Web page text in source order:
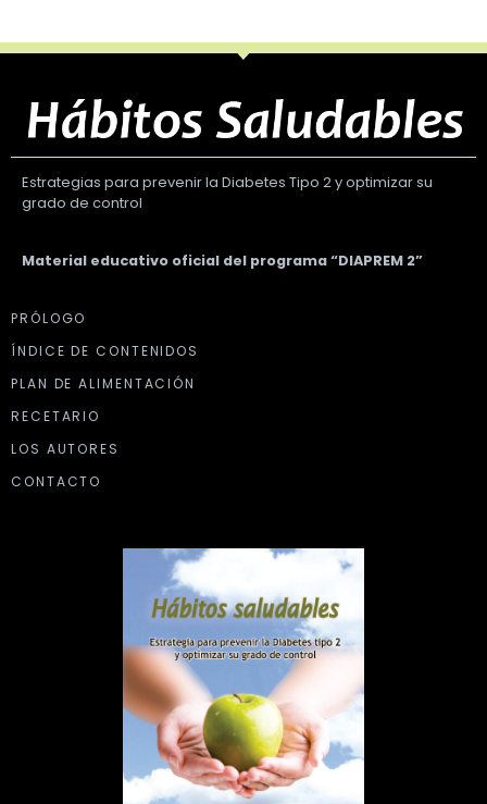
Estrategias para prevenir la Diabetes Tipo 2 y optimizar su
grado de control
Material educativo oficial del programa “DIAPREM 2”
PRÓLOGO
ÍNDICE DE CONTENIDOS
PLAN DE ALIMENTACIÓN
RECETARIO
LOS AUTORES
CONTACTO